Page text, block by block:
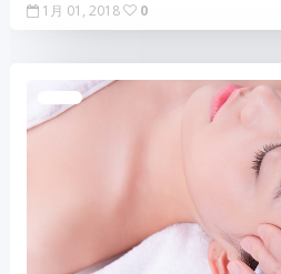
1月 01, 2018 0